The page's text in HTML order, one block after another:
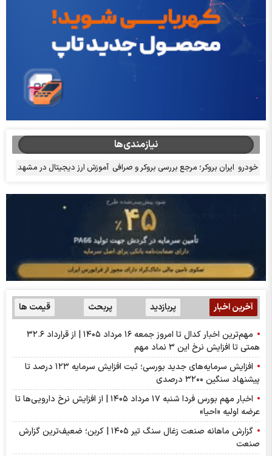
نیازمندی‌ها
خودرو ایران بروکر؛ مرجع بررسی بروکر و صرافی آموزش ارز دیجیتال در مشهد
آخرین اخبار پربازدید پربحث قیمت ها
مهم‌ترین اخبار کدال تا امروز جمعه ۱۶ مرداد ۱۴۰۵ | از قرارداد ۳۲.۶
همتی تا افزایش نرخ این ۳ نماد مهم
افزایش سرمایه‌های جدید بورسی؛ ثبت افزایش سرمایه ۱۲۳ درصد تا
پیشنهاد‌ سنگین ۳۲۰۰ درصدی
اخبار مهم بورس فردا شنبه ۱۷ مرداد ۱۴۰۵ | از افزایش نرخ دارویی‌ها تا
عرضه اولیه «احیا»
گزارش ماهانه صنعت زغال سنگ تیر ۱۴۰۵ | کربن؛ ضعیف‌ترین گزارش
صنعت